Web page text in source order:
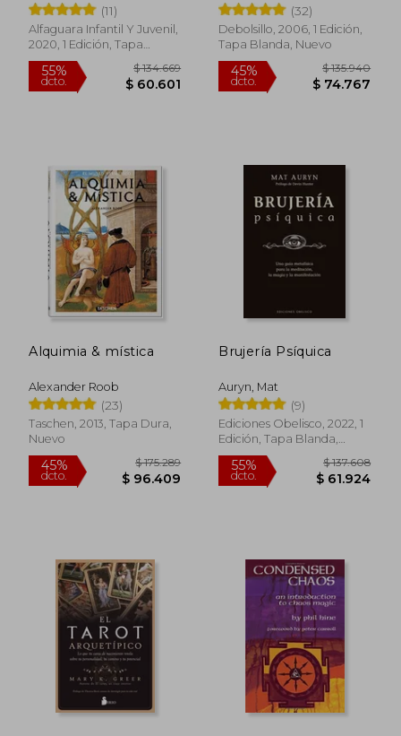
(11)
Alfaguara Infantil Y Juvenil,
2020, 1 Edición, Tapa
Blanda, Nuevo
55%
dcto.
$ 134.669
$ 60.601
(32)
Debolsillo, 2006, 1 Edición,
Tapa Blanda, Nuevo
45%
dcto.
Alquimia & mística
Alexander Roob
(23)
Taschen, 2013, Tapa Dura,
Nuevo
dcto. $ 96.409
Brujería Psíquica
Auryn, Mat
(9)
Ediciones Obelisco, 2022, 1
Edición, Tapa Blanda,
Nuevo
55%
dcto.